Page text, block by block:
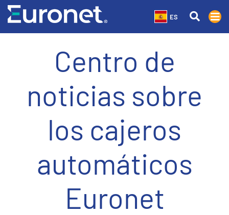
ES
Centro de
noticias sobre
los cajeros
automáticos
Euronet